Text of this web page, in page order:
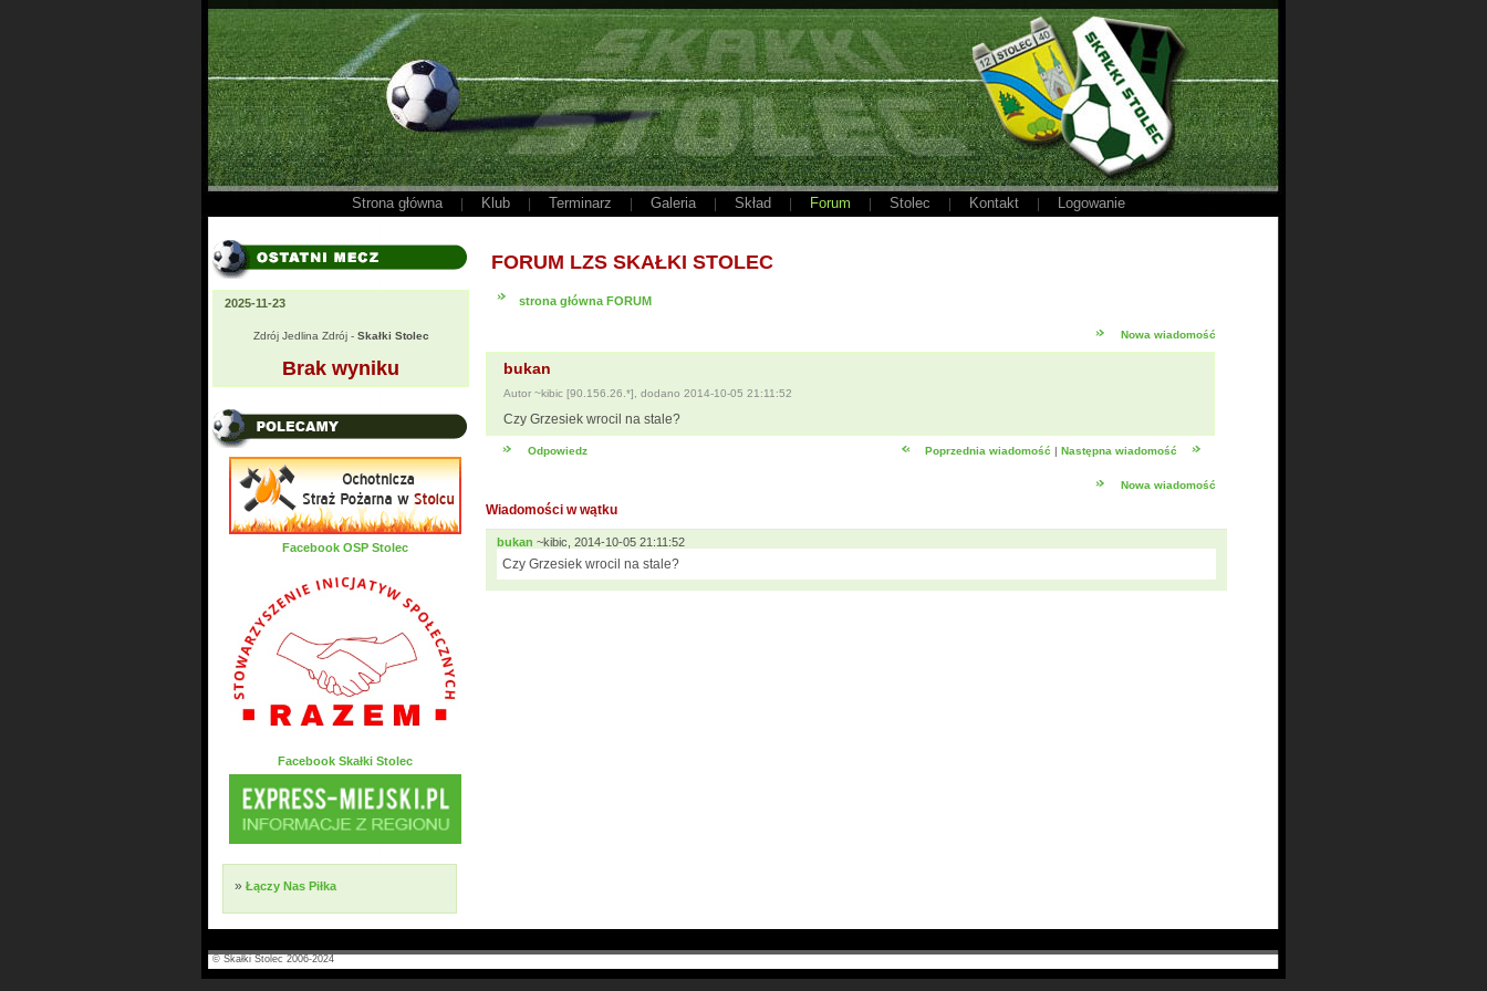
Strona główna Klub Terminarz Galeria Skład Forum Stolec Kontakt Logowanie
2025-11-23
Zdrój Jedlina Zdrój - Skałki Stolec
Brak wyniku
Facebook OSP Stolec
Facebook Skałki Stolec
» Łączy Nas Piłka
FORUM LZS SKAŁKI STOLEC
strona główna FORUM
Nowa wiadomość
bukan
Autor ~kibic [90.156.26.*], dodano 2014-10-05 21:11:52
Czy Grzesiek wrocil na stale?
Odpowiedz Poprzednia wiadomość |Następna wiadomość
Nowa wiadomość
Wiadomości w wątku
bukan ~kibic, 2014-10-05 21:11:52
Czy Grzesiek wrocil na stale?
© Skałki Stolec 2006-2024